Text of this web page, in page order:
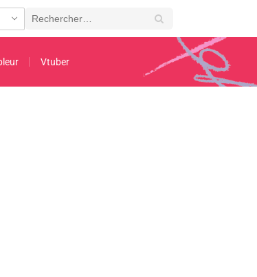
Vtuber
! Épisode 36 de l'anime « Frieren »